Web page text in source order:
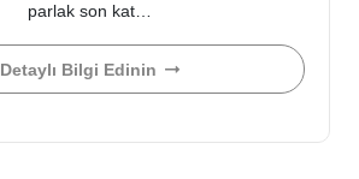
parlak son kat…
Detaylı Bilgi Edinin